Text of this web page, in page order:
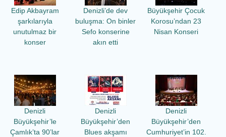
Edip Akbayram
şarkılarıyla
unutulmaz bir
konser
Denizli’de dev
buluşma: On binler
Sefo konserine
akın etti
Büyükşehir Çocuk
Korosu’ndan 23
Nisan Konseri
Denizli
Büyükşehir’le
Çamlık’ta 90’lar
Denizli
Büyükşehir’den
Blues akşamı
Denizli
Büyükşehir’den
Cumhuriyet’in 102.